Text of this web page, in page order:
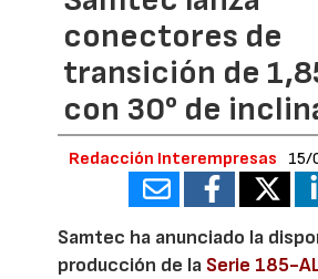
conectores de
transición de
con 30° de
Redacción Interempresas 15/
Samtec ha anunciado la
producción de la Serie 185-